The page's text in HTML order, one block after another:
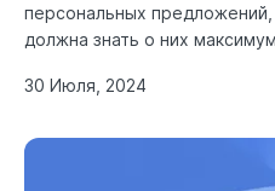
персональных предложений,
должна знать о них
30 Июля, 2024